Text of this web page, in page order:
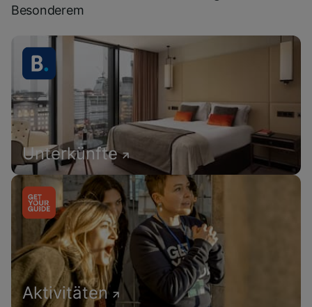
Besonderem
Unterkünfte
Aktivitäten